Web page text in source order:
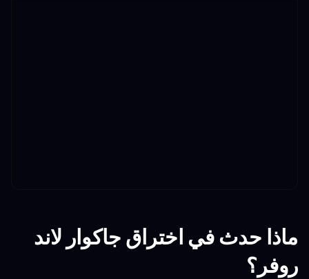
ماذا حدث في اختراق جاكوار لاند
روفر؟